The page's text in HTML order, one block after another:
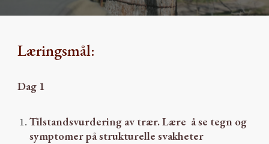
Læringsmål:
Dag 1
Tilstandsvurdering av trær. Lære å se tegn og
symptomer på strukturelle svakheter